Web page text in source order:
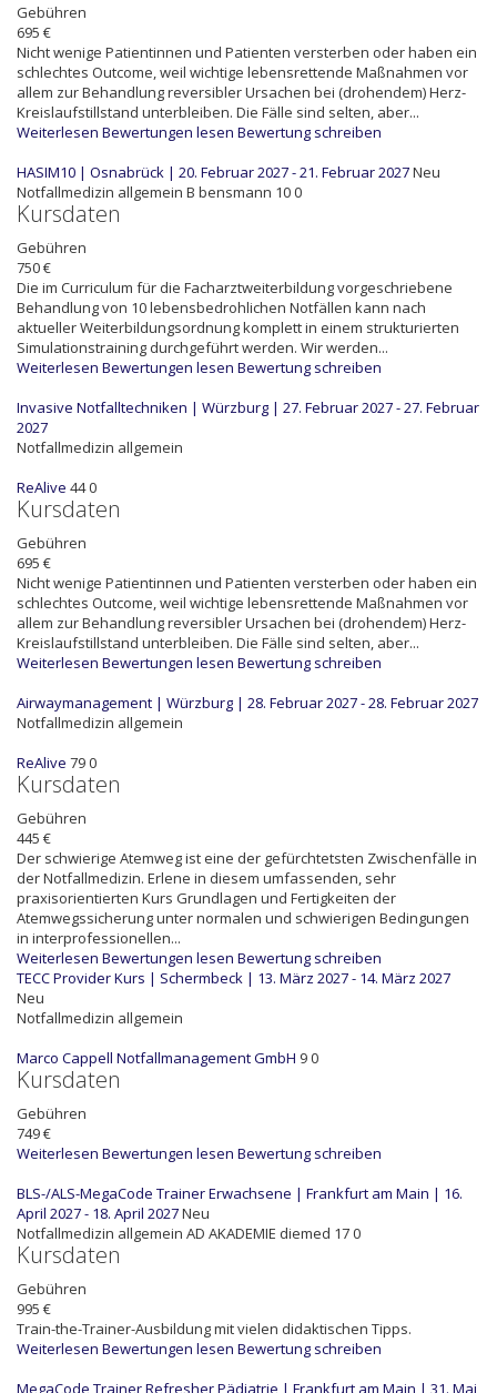
Gebühren
695 €
Nicht wenige Patientinnen und Patienten versterben oder haben ein
schlechtes Outcome, weil wichtige lebensrettende Maßnahmen vor
allem zur Behandlung reversibler Ursachen bei (drohendem) Herz-
Kreislaufstillstand unterbleiben. Die Fälle sind selten, aber...
Weiterlesen Bewertungen lesen Bewertung schreiben
HASIM10 | Osnabrück | 20. Februar 2027 - 21. Februar 2027Neu
Notfallmedizin allgemein B bensmann 100
Kursdaten
Gebühren
750 €
Die im Curriculum für die Facharztweiterbildung vorgeschriebene
Behandlung von 10 lebensbedrohlichen Notfällen kann nach
aktueller Weiterbildungsordnung komplett in einem strukturierten
Simulationstraining durchgeführt werden. Wir werden...
Weiterlesen Bewertungen lesen Bewertung schreiben
Invasive Notfalltechniken | Würzburg | 27. Februar 2027 - 27. Februar
2027
Notfallmedizin allgemein
ReAlive 440
Kursdaten
Gebühren
695 €
Nicht wenige Patientinnen und Patienten versterben oder haben ein
schlechtes Outcome, weil wichtige lebensrettende Maßnahmen vor
allem zur Behandlung reversibler Ursachen bei (drohendem) Herz-
Kreislaufstillstand unterbleiben. Die Fälle sind selten, aber...
Weiterlesen Bewertungen lesen Bewertung schreiben
Airwaymanagement | Würzburg | 28. Februar 2027 - 28. Februar 2027
Notfallmedizin allgemein
ReAlive 790
Kursdaten
Gebühren
445 €
Der schwierige Atemweg ist eine der gefürchtetsten Zwischenfälle in
der Notfallmedizin. Erlene in diesem umfassenden, sehr
praxisorientierten Kurs Grundlagen und Fertigkeiten der
Atemwegssicherung unter normalen und schwierigen Bedingungen
in interprofessionellen...
Weiterlesen Bewertungen lesen Bewertung schreiben
TECC Provider Kurs | Schermbeck | 13. März 2027 - 14. März 2027
Neu
Notfallmedizin allgemein
Marco Cappell Notfallmanagement GmbH 90
Kursdaten
Gebühren
749 €
Weiterlesen Bewertungen lesen Bewertung schreiben
BLS-/ALS-MegaCode Trainer Erwachsene | Frankfurt am Main | 16.
April 2027 - 18. April 2027Neu
Notfallmedizin allgemein AD AKADEMIE diemed 170
Kursdaten
Gebühren
995 €
Train-the-Trainer-Ausbildung mit vielen didaktischen Tipps.
Weiterlesen Bewertungen lesen Bewertung schreiben
MegaCode Trainer Refresher Pädiatrie | Frankfurt am Main | 31. Mai